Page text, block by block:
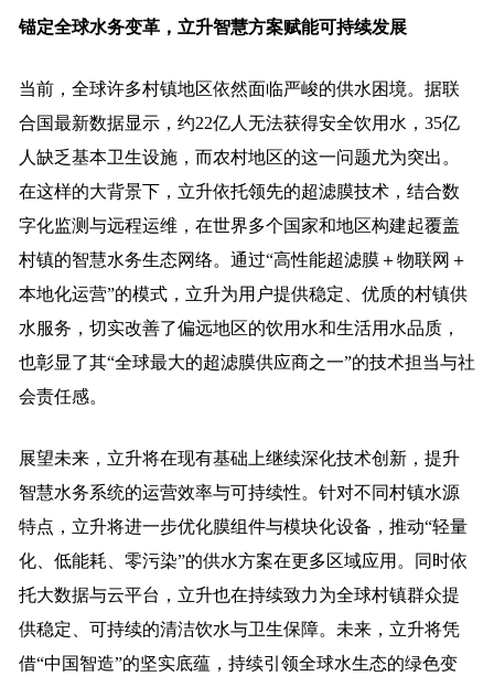
锚定全球水务变革，立升智慧方案赋能可持续发展
当前，全球许多村镇地区依然面临严峻的供水困境。据联
合国最新数据显示，约22亿人无法获得安全饮用水，35亿
人缺乏基本卫生设施，而农村地区的这一问题尤为突出。
在这样的大背景下，立升依托领先的超滤膜技术，结合数
字化监测与远程运维，在世界多个国家和地区构建起覆盖
村镇的智慧水务生态网络。通过“高性能超滤膜＋物联网＋
本地化运营”的模式，立升为用户提供稳定、优质的村镇供
水服务，切实改善了偏远地区的饮用水和生活用水品质，
也彰显了其“全球最大的超滤膜供应商之一”的技术担当与社
会责任感。
展望未来，立升将在现有基础上继续深化技术创新，提升
智慧水务系统的运营效率与可持续性。针对不同村镇水源
特点，立升将进一步优化膜组件与模块化设备，推动“轻量
化、低能耗、零污染”的供水方案在更多区域应用。同时依
托大数据与云平台，立升也在持续致力为全球村镇群众提
供稳定、可持续的清洁饮水与卫生保障。未来，立升将凭
借“中国智造”的坚实底蕴，持续引领全球水生态的绿色变